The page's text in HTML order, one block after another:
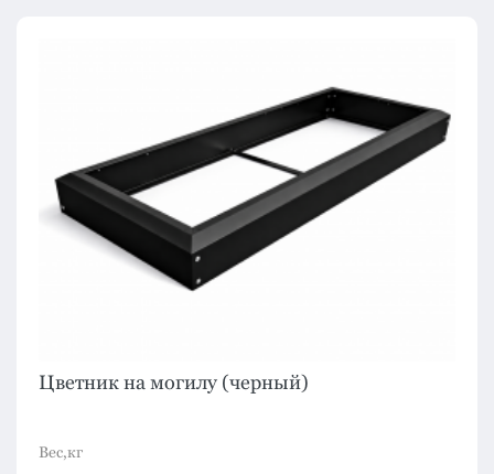
Цветник на могилу (черный)
Вес,кг